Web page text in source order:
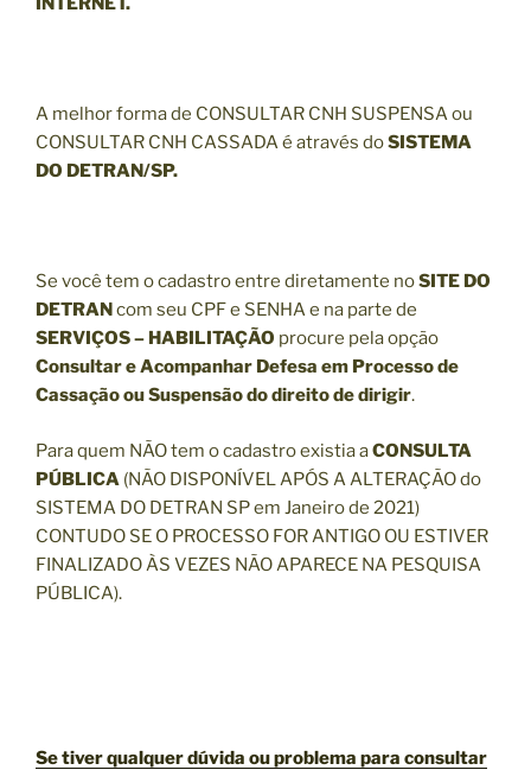
A melhor forma de CONSULTAR CNH SUSPENSA ou
CONSULTAR CNH CASSADA é através doSISTEMA
DO DETRAN/SP.
Se você tem o cadastro entre diretamente noSITE DO
DETRAN com seu CPF e SENHA e na parte de
SERVIÇOS – HABILITAÇÃO procure pela opção
Consultar e Acompanhar Defesa em Processo de
Cassação ou Suspensão do direito de dirigir.
Para quem NÃO tem o cadastro existia aCONSULTA
PÚBLICA (NÃO DISPONÍVEL APÓS A ALTERAÇÃO do
SISTEMA DO DETRAN SP em Janeiro de 2021)
CONTUDO SE O PROCESSO FOR ANTIGO OU ESTIVER
FINALIZADO ÀS VEZES NÃO APARECE NA PESQUISA
PÚBLICA).
Se tiver qualquer dúvida ou problema para consultar